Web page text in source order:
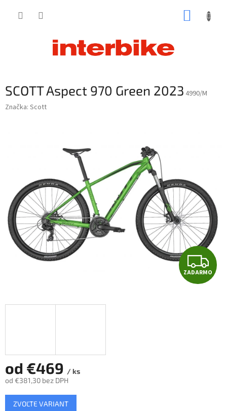
SCOTT Aspect 970 Green 2023 4990/M
Značka: Scott
Z
A
ZADARMO
od €469 / ks
od €381,30 bez DPH
Jednotková
cena:
ZVOĽTE VARIANT